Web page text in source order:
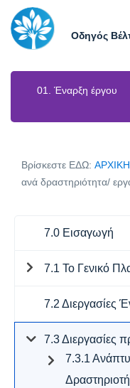
Οδηγός
01. Έναρξη έργου
Βρίσκεστε ΕΔΩ:
ανά δραστηριότητα/
7.0 Εισαγωγή
7.1 Το Γενικό
7.2 Διεργασίες
7.3 Διεργασίες
7.3.1